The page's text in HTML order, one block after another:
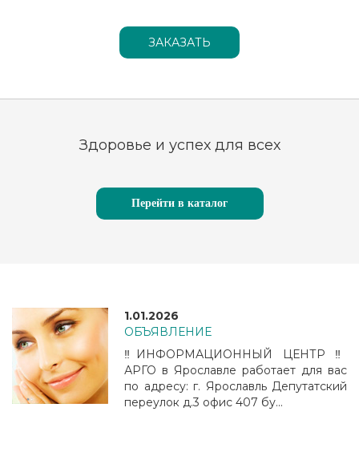
Здоровье и успех для всех
Перейти в каталог
1.01.2026
ОБЪЯВЛЕНИЕ
‼️ИНФОРМАЦИОННЫЙ ЦЕНТР ‼️
АРГО в Ярославле работает для вас
по адресу: г. Ярославль Депутатский
переулок д.3 офис 407 бу...